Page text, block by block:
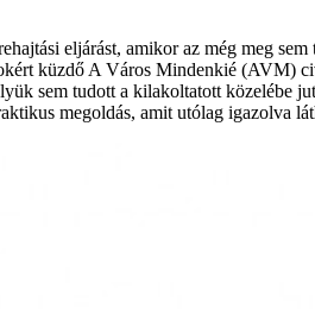
eljárást, amikor az még meg
küzdő A Város Mindenkié (AVM)
sem tudott a kilakoltatott közelébe
megoldás, amit utólag igazolva